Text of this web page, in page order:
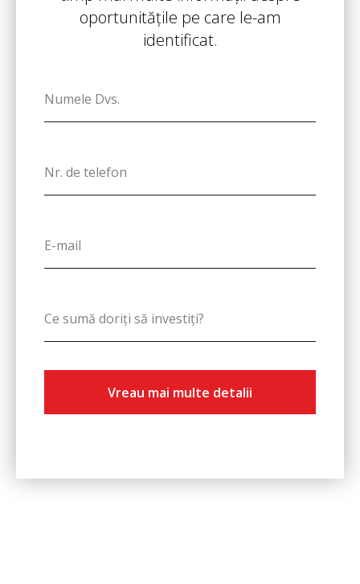
oportunitățile pe care le-am
identificat.
Vreau mai multe detalii